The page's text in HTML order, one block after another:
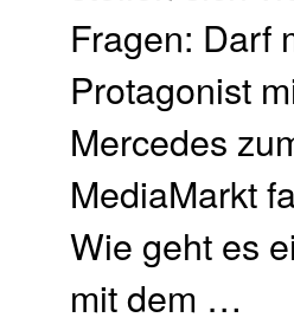
Fragen: Darf
Protagonist
Mercedes
MediaMarkt
Wie geht es
mit dem …